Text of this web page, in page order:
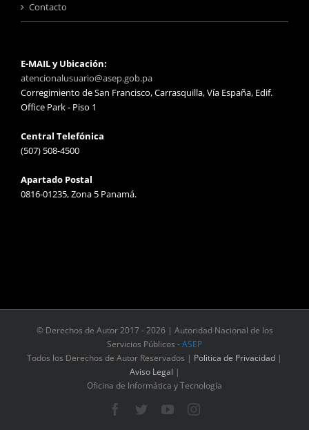
Contacto
E-MAIL y Ubicación:
atencionalusuario@asep.gob.pa
Corregimiento de San Francisco, Carrasquilla, Vía España, Edif.
Office Park - Piso 1
Central Telefónica
(507) 508-4500
Apartado Postal
0816-01235, Zona 5 Panamá.
© Derechos de Autor 2017 -2026 | Autoridad Nacional de los
Servicios Públicos -ASEP
Todos los Derechos de Autor Reservados | Politica de Privacidad |
Aviso Legal |
Oficina de Informática y Tecnología
Facebook
TwitterYouTubeInstagram